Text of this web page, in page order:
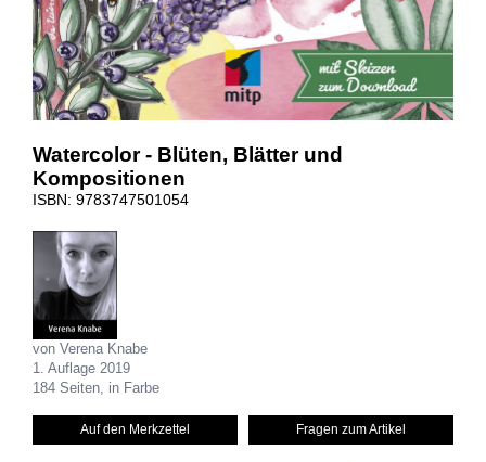
Watercolor - Blüten, Blätter und
Kompositionen
ISBN: 9783747501054
von Verena Knabe
1. Auflage 2019
184 Seiten, in Farbe
Auf den Merkzettel Fragen zum Artikel